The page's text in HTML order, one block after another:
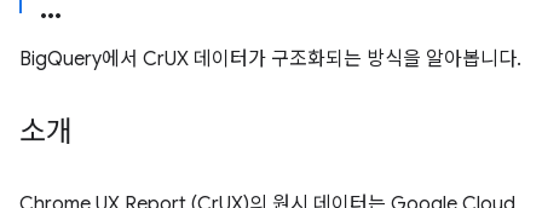
BigQuery에서 CrUX 데이터가 구조화되는 방식을 알아봅니다.
소개